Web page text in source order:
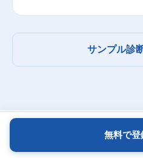
サンプル診
無料で登